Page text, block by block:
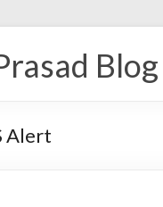
Blog
Alert